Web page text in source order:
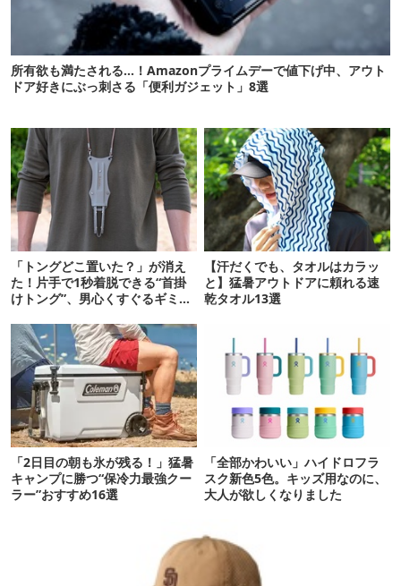
所有欲も満たされる…！Amazonプライムデーで値下げ中、アウト
ドア好きにぶっ刺さる「便利ガジェット」8選
「トングどこ置いた？」が消え
た！片手で1秒着脱できる“首掛
けトング”、男心くすぐるギミッ
【汗だくでも、タオルはカラッ
と】猛暑アウトドアに頼れる速
乾タオル13選
「2日目の朝も氷が残る！」猛暑
キャンプに勝つ“保冷力最強クー
ラー”おすすめ16選
「全部かわいい」ハイドロフラ
スク新色5色。キッズ用なのに、
大人が欲しくなりました